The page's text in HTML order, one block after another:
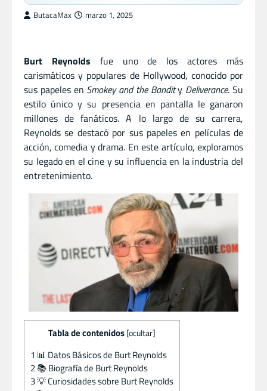
ButacaMax marzo 1, 2025
Burt Reynolds fue uno de los actores más
carismáticos y populares de Hollywood, conocido por
sus papeles en Smokey and the Bandity Deliverance. Su
estilo único y su presencia en pantalla le ganaron
millones de fanáticos. A lo largo de su carrera,
Reynolds se destacó por sus papeles en películas de
acción, comedia y drama. En este artículo, exploramos
su legado en el cine y su influencia en la industria del
entretenimiento.
Tabla de contenidos [ocultar]
1 📊 Datos Básicos de Burt Reynolds
2📚 Biografía de Burt Reynolds
3💡 Curiosidades sobre Burt Reynolds